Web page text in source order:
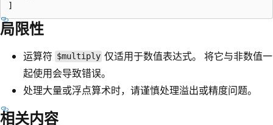
局限性
运算符 $multiply 仅适用于数值表达式。 将它与非数值一
起使用会导致错误。
处理大量或浮点算术时，请谨慎处理溢出或精度问题。
相关内容